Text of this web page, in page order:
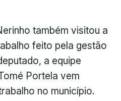
também visitou a
feito pela gestão
a equipe
Portela vem
no município.